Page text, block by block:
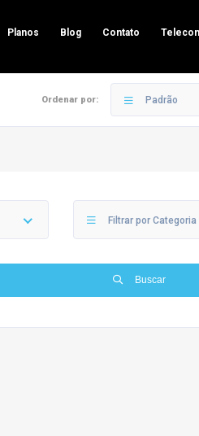
Planos Blog Contato
Ordenar por: Padrão
Filtrar por Categoria
Buscar